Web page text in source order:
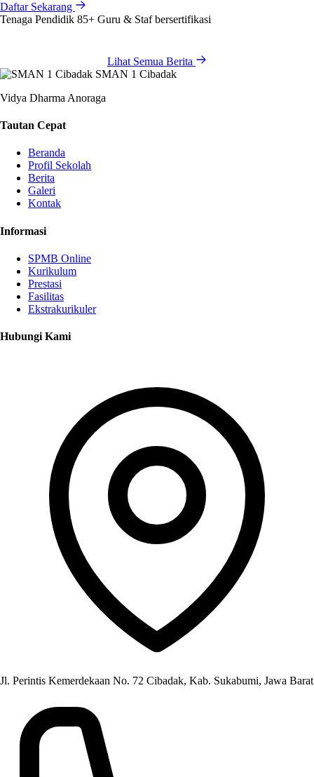
Daftar Sekarang
Tenaga Pendidik 85+ Guru & Staf bersertifikasi
Lihat Semua Berita
SMAN 1 Cibadak
Vidya Dharma Anoraga
Tautan Cepat
Beranda
Profil Sekolah
Berita
Galeri
Kontak
Informasi
SPMB Online
Kurikulum
Prestasi
Fasilitas
Ekstrakurikuler
Hubungi Kami
Jl. Perintis Kemerdekaan No. 72 Cibadak, Kab. Sukabumi, Jawa Barat